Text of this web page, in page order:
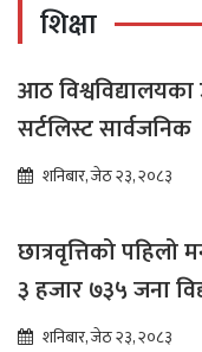
शिक्षा
आठ
सर्टलिस्ट सार्वजनिक
शनिबार, जेठ २३, २०८३
छात्रवृत्तिको पहिलो
३ हजार ७३५ जना
भर्नाका लागि सिफारिस
शनिबार, जेठ २३, २०८३